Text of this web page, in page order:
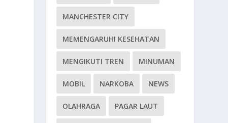
MANCHESTER CITY
MEMENGARUHI KESEHATAN
MENGIKUTI TREN MINUMAN
MOBIL NARKOBA NEWS
OLAHRAGA PAGAR LAUT